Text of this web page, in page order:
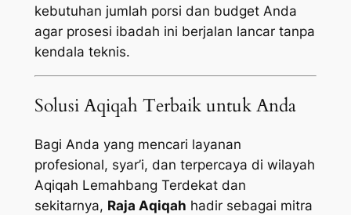
kebutuhan jumlah porsi dan budget Anda
agar prosesi ibadah ini berjalan lancar tanpa
kendala teknis.
Solusi Aqiqah Terbaik untuk Anda
Bagi Anda yang mencari layanan
profesional, syar’i, dan terpercaya di wilayah
Aqiqah Lemahbang Terdekat dan
sekitarnya, Raja Aqiqah hadir sebagai mitra